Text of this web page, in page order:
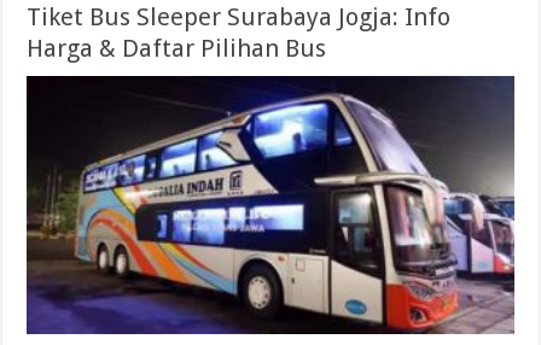
Tiket Bus Sleeper Surabaya Jogja: Info
Harga & Daftar Pilihan Bus